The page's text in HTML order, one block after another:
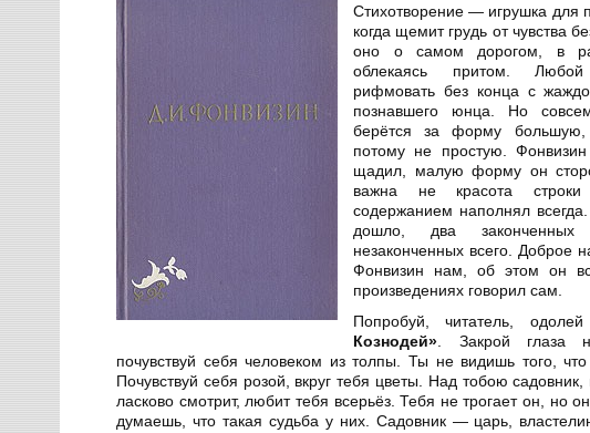
Стихотворение — игрушка для
когда щемит грудь от чувства
оно о самом дорогом, в
облекаясь притом.
рифмовать без конца с
познавшего юнца. Но
берётся за форму
потому не простую.
щадил, малую форму он
важна не красота
содержанием наполнял
дошло, два
незаконченных всего. Доброе
Фонвизин нам, об этом он
произведениях говорил сам.
Попробуй, читатель,
Кознодей». Закрой глаза
почувствуй себя человеком из толпы. Ты не видишь того,
Почувствуй себя розой, вкруг тебя цветы. Над тобою
ласково смотрит, любит тебя всерьёз. Тебя не трогает он, но
думаешь, что такая судьба у них. Садовник — царь,